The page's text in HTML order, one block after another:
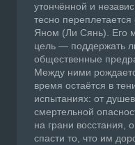
утончённой и
тесно
Яном (Ли Сянь). Его
цель — поддержать
общественные
Между ними
время остаётся в
испытаниях: от
смертельной
на грани восстания,
спасти то, что им